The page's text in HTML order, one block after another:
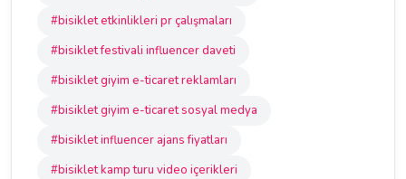
#bisiklet etkinlikleri pr çalışmaları
#bisiklet festivali influencer daveti
#bisiklet giyim e-ticaret reklamları
#bisiklet giyim e-ticaret sosyal medya
#bisiklet influencer ajans fiyatları
#bisiklet kamp turu video içerikleri